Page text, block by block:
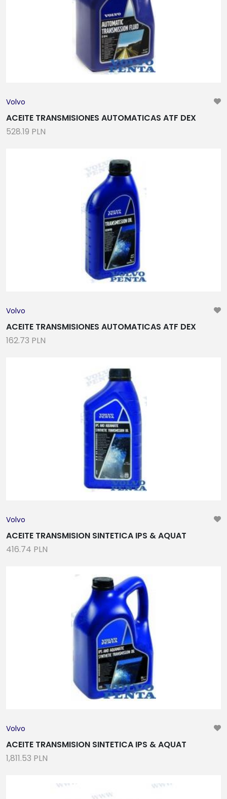
Volvo
ACEITE TRANSMISIONES AUTOMATICAS ATF DEX
528.19 PLN
Volvo
ACEITE TRANSMISIONES AUTOMATICAS ATF DEX
162.73 PLN
Volvo
ACEITE TRANSMISION SINTETICA IPS & AQUAT
416.74 PLN
Volvo
ACEITE TRANSMISION SINTETICA IPS & AQUAT
1,811.53 PLN